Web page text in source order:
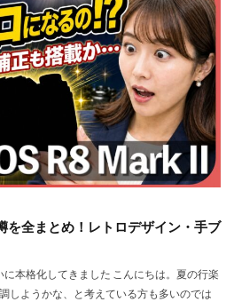
を全まとめ！レトロデザイン・手ブ
に本格化してきました こんにちは。夏の行楽
しようかな、と考えている方も多いのでは
A18Pro MacBook
AI
Pro 2
AirPods Pro3
AIスマホ
Amazon初売り
Anthropic
Apple
Apple M3チップ
Vision Pro
Apple Watch 11
Apple Watch Pro
Apple Watch X
値上げ
appleglass